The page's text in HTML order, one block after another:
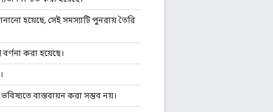
হয়েছে, সেই সমস্যাটি পুনরায় তৈরি
করা হয়েছে।
বাস্তবায়ন করা সম্ভব নয়।